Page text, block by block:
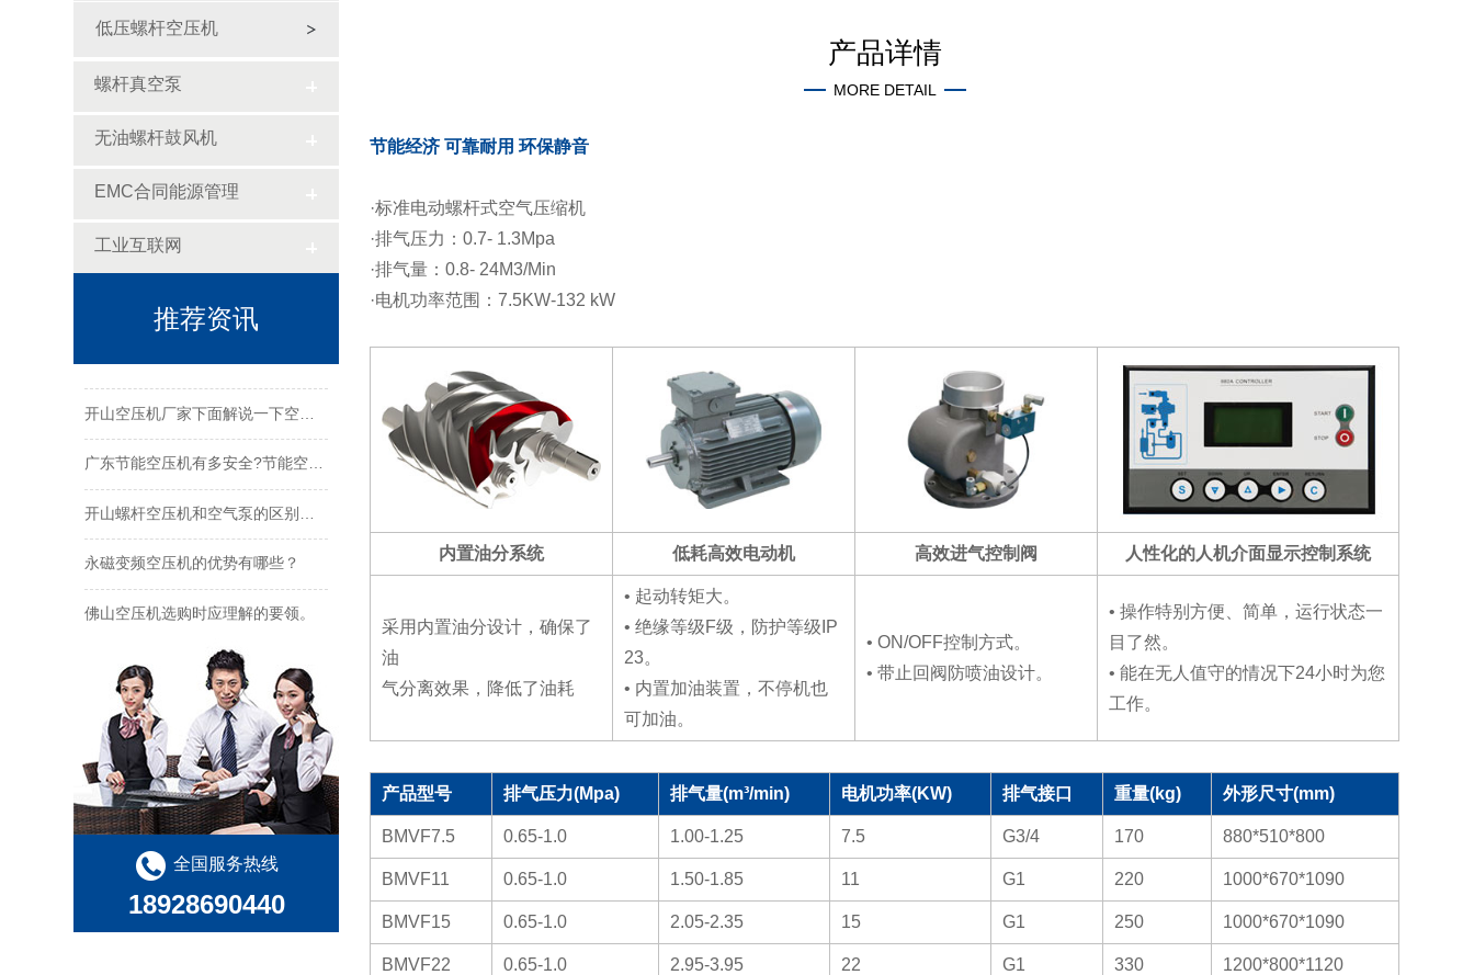
低压螺杆空压机
螺杆真空泵
无油螺杆鼓风机
EMC合同能源管理
工业互联网
推荐资讯
广东节能空压机有多安全?节能空压机维护多久?
永磁变频空压机的优势有哪些？
佛山空压机选购时应理解的要领。
全国服务热线
18928690440
产品详情
MORE DETAIL
节能经济 可靠耐用 环保静音
·标准电动螺杆式空气压缩机
·排气压力：0.7- 1.3Mpa
·排气量：0.8- 24M3/Min
·电机功率范围：7.5KW-132 kW
内置油分系统 低耗高效电动机 高效进气控制阀 人性化的人机介面显示控制系统
采用内置油分设计，确保了
油
气分离效果，降低了油耗
• 起动转矩大。
• 绝缘等级F级，防护等级IP
23。
• 内置加油装置，不停机也
可加油。
• ON/OFF控制方式。
• 带止回阀防喷油设计。
• 操作特别方便、简单，运行状态一
目了然。
• 能在无人值守的情况下24小时为您
工作。
产品型号 排气压力(Mpa) 排气量(m³/min) 电机功率(KW) 排气接口 重量(kg) 外形尺寸(mm)
BMVF7.5 0.65-1.0 1.00-1.25 7.5 G3/4 170 880*510*800
BMVF11 0.65-1.0 1.50-1.85 11 G1 220 1000*670*1090
BMVF15 0.65-1.0 2.05-2.35 15 G1 250 1000*670*1090
BMVF22 0.65-1.0 2.95-3.95 22 G1 330 1200*800*1120